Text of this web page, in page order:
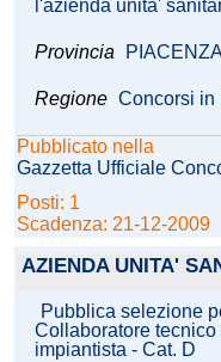
l'azienda unita'
Provincia
Regione Concorsi in
Pubblicato nella
Gazzetta Ufficiale
Posti: 1
Scadenza: 21-12-2009
AZIENDA UNITA'
Pubblica selezione
Collaboratore
impiantista - Cat. D